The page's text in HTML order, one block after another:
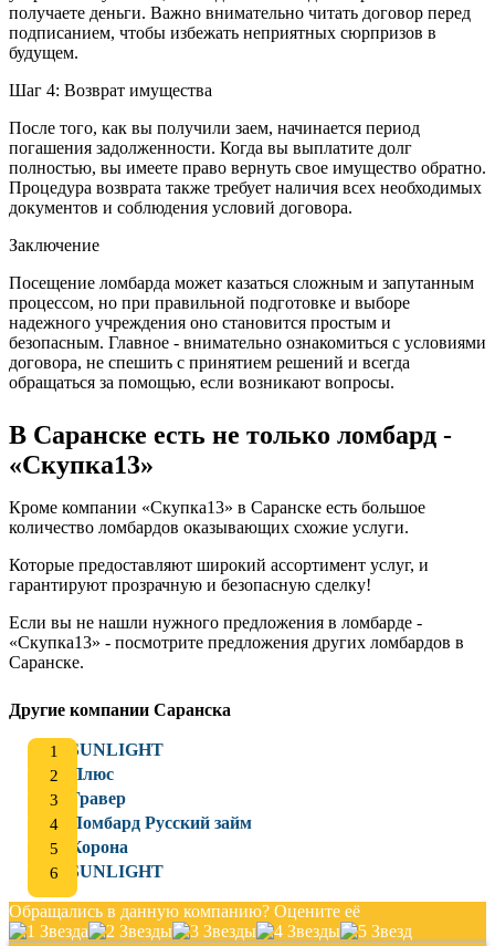
получаете деньги. Важно внимательно читать договор перед
подписанием, чтобы избежать неприятных сюрпризов в
будущем.
Шаг 4: Возврат имущества
После того, как вы получили заем, начинается период
погашения задолженности. Когда вы выплатите долг
полностью, вы имеете право вернуть свое имущество обратно.
Процедура возврата также требует наличия всех необходимых
документов и соблюдения условий договора.
Заключение
Посещение ломбарда может казаться сложным и запутанным
процессом, но при правильной подготовке и выборе
надежного учреждения оно становится простым и
безопасным. Главное - внимательно ознакомиться с условиями
договора, не спешить с принятием решений и всегда
обращаться за помощью, если возникают вопросы.
В Саранске есть не только ломбард -
«Скупка13»
Кроме компании «Скупка13» в Саранске есть большое
количество ломбардов оказывающих схожие услуги.
Которые предоставляют широкий ассортимент услуг, и
гарантируют прозрачную и безопасную сделку!
Если вы не нашли нужного предложения в ломбарде -
«Скупка13» - посмотрите предложения других ломбардов в
Саранске.
Другие компании Саранска
SUNLIGHT
Плюс
Гравер
Ломбард Русский займ
Корона
SUNLIGHT
Обращались в данную компанию? Оцените её